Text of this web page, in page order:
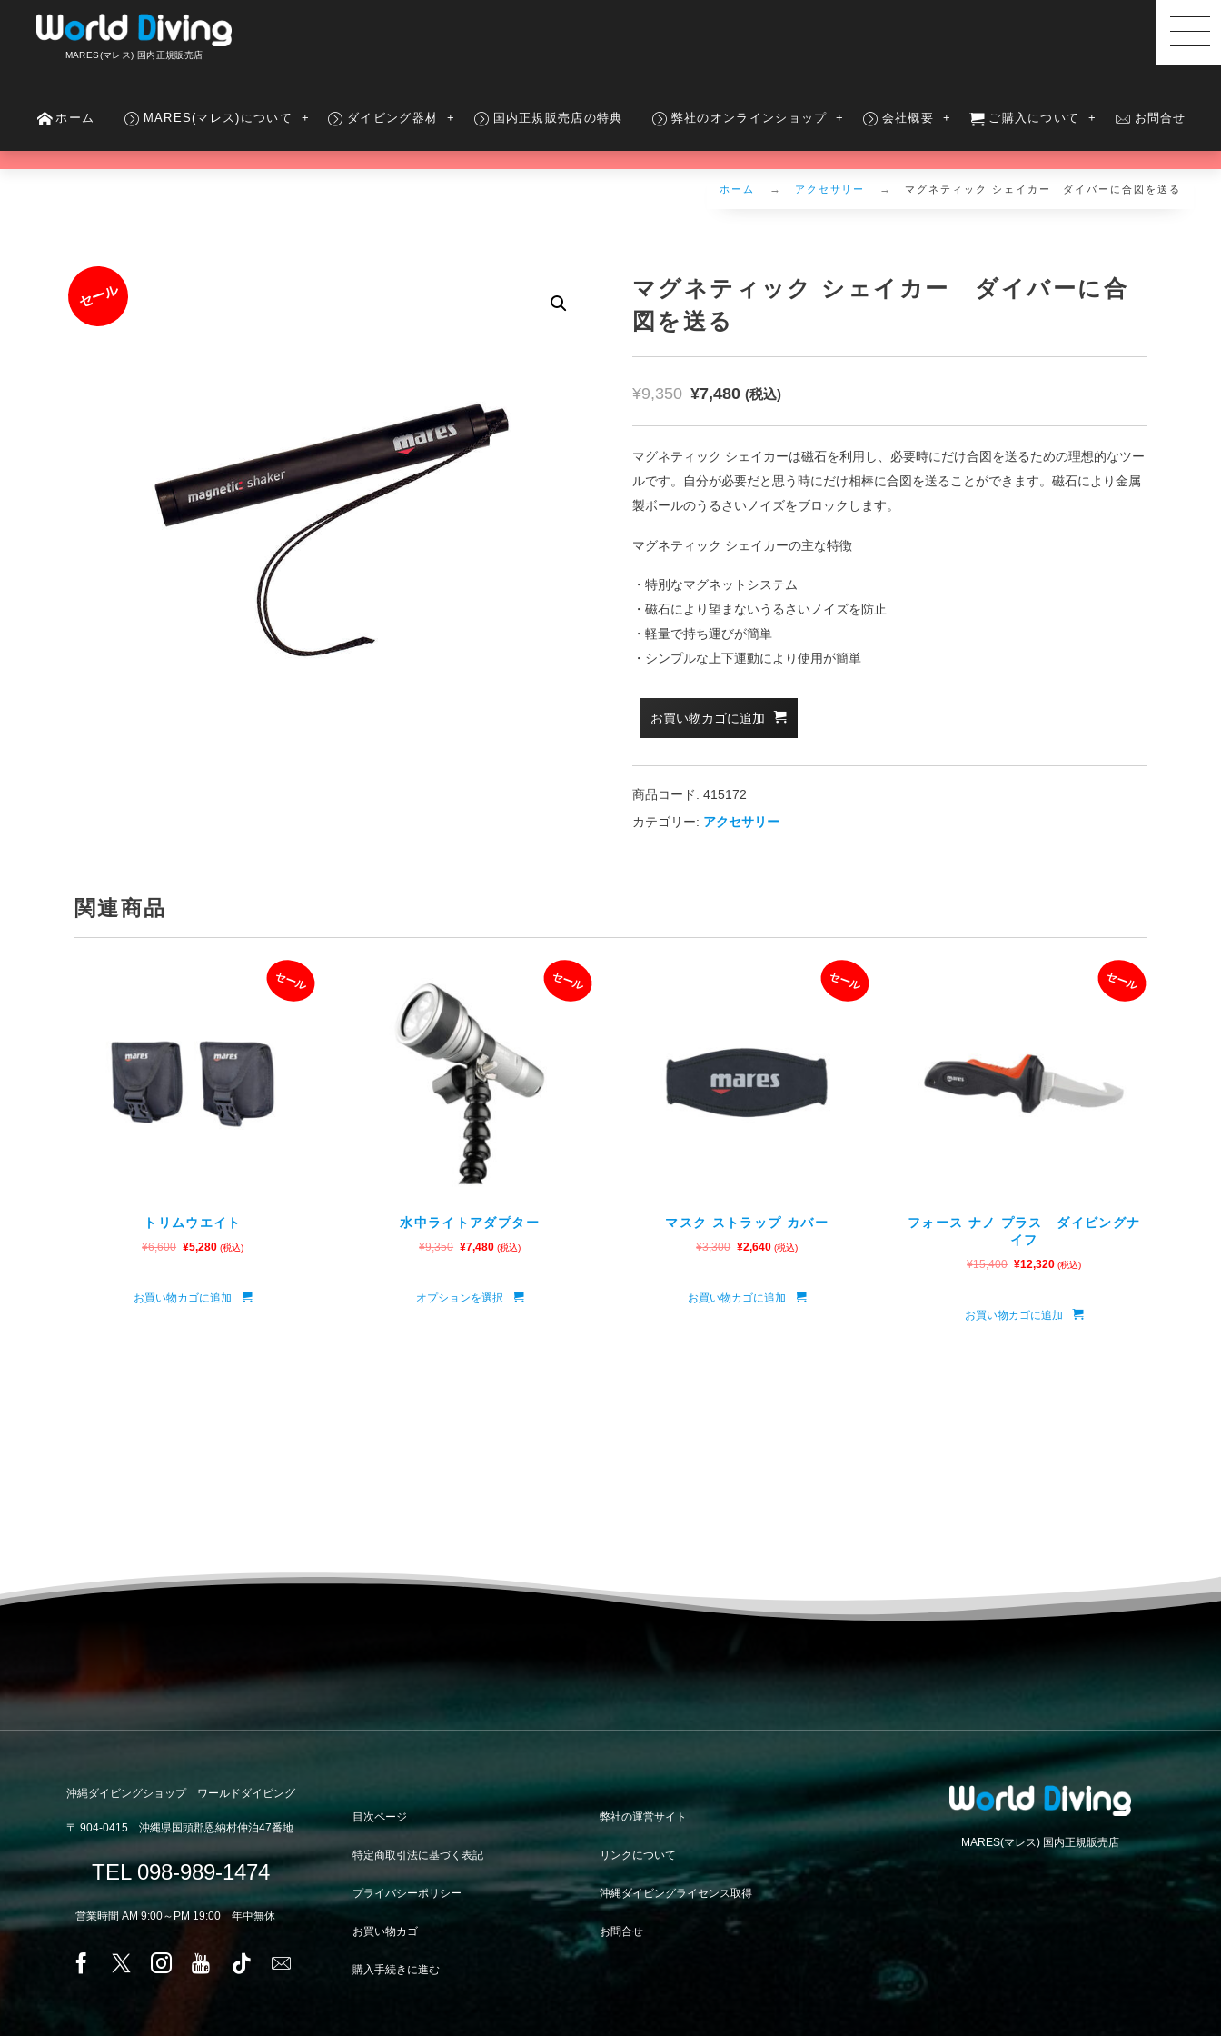
MARES(マレス) 国内正規販売店
ホーム MARES(マレス)について ダイビング器材 国内正規販売店の特典 弊社のオンラインショップ 会社概要 ご購入について お問合せ
ホーム アクセサリー マグネティック シェイカー ダイバーに合図を送る
セール
マグネティック シェイカー ダイバーに合
図を送る
¥9,350 ¥7,480 (税込)
マグネティック シェイカーは磁石を利用し、必要時にだけ合図を送るための理想的なツー
ルです。自分が必要だと思う時にだけ相棒に合図を送ることができます。磁石により金属
製ボールのうるさいノイズをブロックします。
マグネティック シェイカーの主な特徴
・特別なマグネットシステム
・磁石により望まないうるさいノイズを防止
・軽量で持ち運びが簡単
・シンプルな上下運動により使用が簡単
お買い物カゴに追加
商品コード: 415172
カテゴリー: アクセサリー
関連商品
セール
トリムウエイト
¥6,600 ¥5,280 (税込)
お買い物カゴに追加
セール
水中ライトアダプター
¥9,350 ¥7,480 (税込)
オプションを選択
セール
マスク ストラップ カバー
¥3,300 ¥2,640 (税込)
お買い物カゴに追加
セール
フォース ナノ プラス ダイビングナ
イフ
¥15,400 ¥12,320 (税込)
お買い物カゴに追加
沖縄ダイビングショップ ワールドダイビング
〒 904-0415 沖縄県国頭郡恩納村仲泊47番地
TEL 098-989-1474
営業時間 AM 9:00～PM 19:00 年中無休
目次ページ
特定商取引法に基づく表記
プライバシーポリシー
お買い物カゴ
購入手続きに進む
弊社の運営サイト
リンクについて
沖縄ダイビングライセンス取得
お問合せ
MARES(マレス) 国内正規販売店